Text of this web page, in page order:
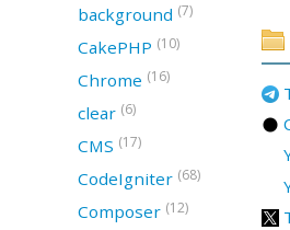
background (7)
CakePHP (10)
Chrome (16)
clear (6)
CMS (17)
CodeIgniter (68)
Composer (12)